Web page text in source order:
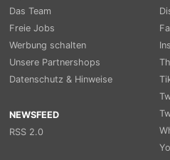
Das Team
Freie Jobs
Werbung schalten
Unsere Partnershops
Datenschutz & Hinweise
NEWSFEED
RSS 2.0